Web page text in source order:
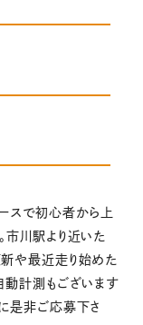
スで初心者から上
市川駅より近いた
や最近走り始めた
動計測もございます
是非ご応募下さ